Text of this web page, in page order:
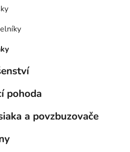
pohoda
a povzbuzovače